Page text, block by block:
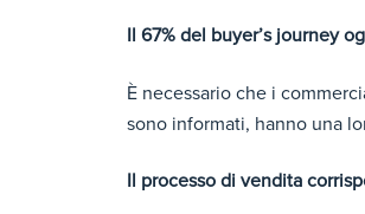
Il 67% del buyer’s journey
È necessario che i
sono informati, hanno una
Il processo di vendita